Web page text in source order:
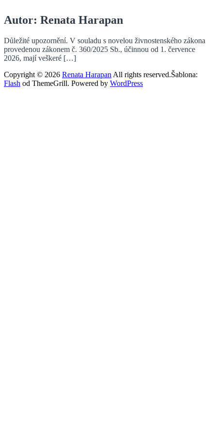
Přeskočit
na
Renata
Osobní
karet
Autor: Renata Harapan
Důležité upozornění. V souladu s novelou živnostenského zákona
provedenou zákonem č. 360/2025 Sb., účinnou od 1. července
2026, mají veškeré […]
Copyright © 2026 Renata Harapan All rights reserved.Šablona:
Flash od ThemeGrill. Powered by WordPress